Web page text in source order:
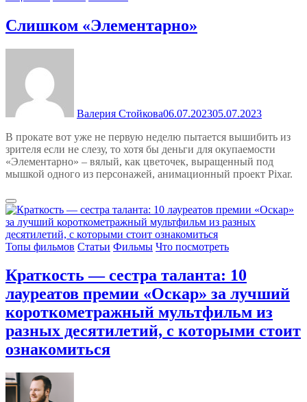
Слишком «Элементарно»
Валерия Стойкова06.07.202305.07.2023
В прокате вот уже не первую неделю пытается вышибить из
зрителя если не слезу, то хотя бы деньги для окупаемости
«Элементарно» – вялый, как цветочек, выращенный под
мышкой одного из персонажей, анимационный проект Pixar.
Топы фильмов Статьи Фильмы Что посмотреть
Краткость — сестра таланта: 10
лауреатов премии «Оскар» за лучший
короткометражный мультфильм из
разных десятилетий, с которыми стоит
ознакомиться